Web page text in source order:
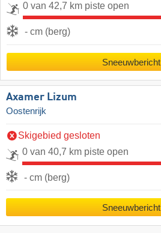
0 van 42,7 km piste open
- cm (berg)
Sneeuwbericht
Axamer Lizum
Oostenrijk
Skigebied gesloten
0 van 40,7 km piste open
- cm (berg)
Sneeuwbericht